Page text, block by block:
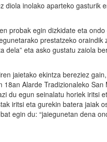
inolako aparteko gasturik
probak egin dizkidate eta
prestatzeko oraindik
dela” eta asko gustatu zaiola
jaietako ekintza bereziez
Alarde Tradizionaleko San
du egun seinalatu horiek iritsi
iritsi eta gurekin batera jaiak
egin du: “jaiegunetan dena